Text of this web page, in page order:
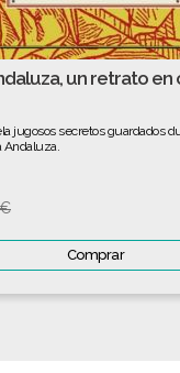
un retrato en
jugosos secretos guardados
Andaluza.
Comprar